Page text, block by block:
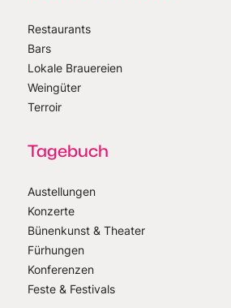
Restaurants
Bars
Lokale Brauereien
Weingüter
Terroir
Tagebuch
Austellungen
Konzerte
Bünenkunst & Theater
Fürhungen
Konferenzen
Feste & Festivals